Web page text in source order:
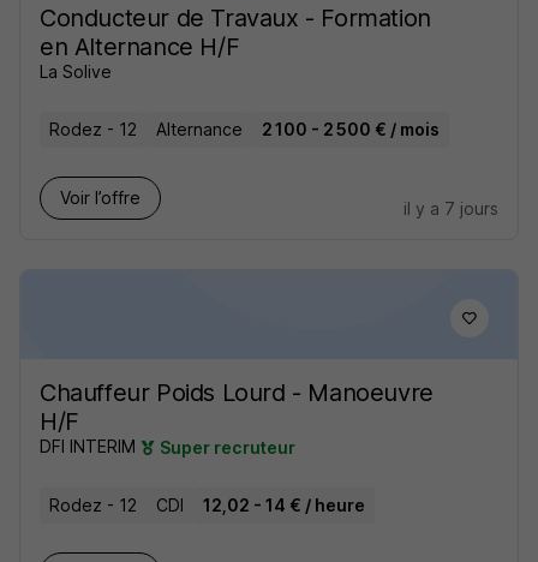
Conducteur de Travaux - Formation
en Alternance H/F
La Solive
Rodez - 12 Alternance 2 100 - 2 500 € / mois
Voir l’offre
il y a 7 jours
Chauffeur Poids Lourd - Manoeuvre
H/F
DFI INTERIM Super recruteur
Rodez - 12 CDI 12,02 - 14 € / heure